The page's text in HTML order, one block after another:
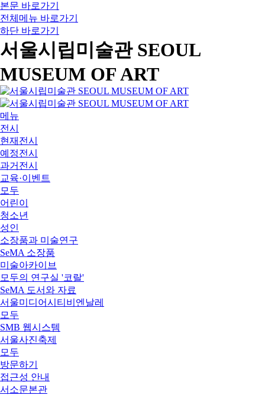
본문 바로가기
전체메뉴 바로가기
하단 바로가기
서울시립미술관 SEOUL
MUSEUM OF ART
메뉴
전시
현재전시
예정전시
과거전시
교육·이벤트
모두
어린이
청소년
성인
소장품과 미술연구
SeMA 소장품
미술아카이브
모두의 연구실 '코랄'
SeMA 도서와 자료
서울미디어시티비엔날레
모두
SMB 웹시스템
서울사진축제
모두
방문하기
접근성 안내
서소문본관